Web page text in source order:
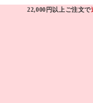
22,000円以上ご注文で